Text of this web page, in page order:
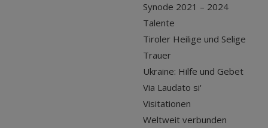
Synode 2021 – 2024
Talente
Tiroler Heilige und Selige
Trauer
Ukraine: Hilfe und Gebet
Via Laudato si'
Visitationen
Weltweit verbunden